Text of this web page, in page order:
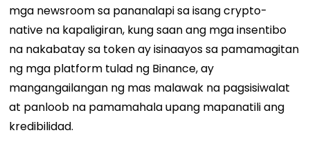
mga newsroom sa pananalapi sa isang crypto-
native na kapaligiran, kung saan ang mga insentibo
na nakabatay sa token ay isinaayos sa pamamagitan
ng mga platform tulad ng Binance, ay
mangangailangan ng mas malawak na pagsisiwalat
at panloob na pamamahala upang mapanatili ang
kredibilidad.